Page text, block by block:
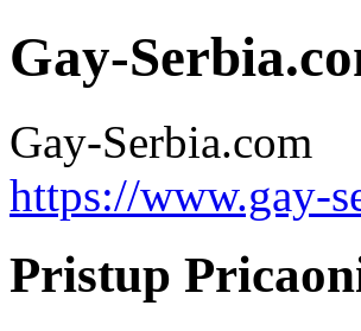
Gay-
Gay-Serbia.com
https://www.gay-
Pristup